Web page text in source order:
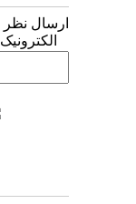
ارسال نظر